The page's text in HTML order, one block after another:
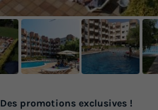
Des promotions exclusives !